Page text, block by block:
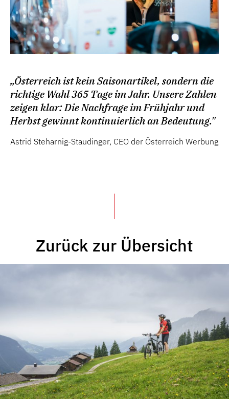
„Österreich ist kein Saisonartikel, sondern die
richtige Wahl 365 Tage im Jahr. Unsere Zahlen
zeigen klar: Die Nachfrage im Frühjahr und
Herbst gewinnt kontinuierlich an Bedeutung."
Astrid Steharnig-Staudinger, CEO der Österreich Werbung
Zurück zur Übersicht